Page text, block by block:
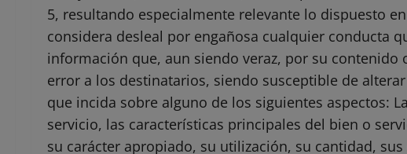
5, resultando especialmente relevante lo dispuesto
considera desleal por engañosa cualquier conducta
información que, aun siendo veraz, por su
error a los destinatarios, siendo susceptible de
que incida sobre alguno de los siguientes aspectos:
servicio, las características principales del bien o
su carácter apropiado, su utilización, su cantidad,